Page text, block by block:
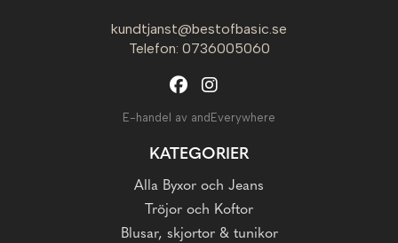
kundtjanst@bestofbasic.se
Telefon: 0736005060
E-handel av andEverywhere
KATEGORIER
Alla Byxor och Jeans
Tröjor och Koftor
Blusar, skjortor & tunikor